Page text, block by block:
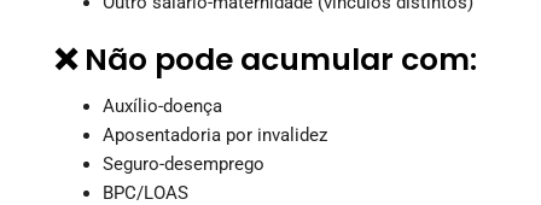
❌ Não pode acumular com:
Auxílio-doença
Aposentadoria por invalidez
Seguro-desemprego
BPC/LOAS